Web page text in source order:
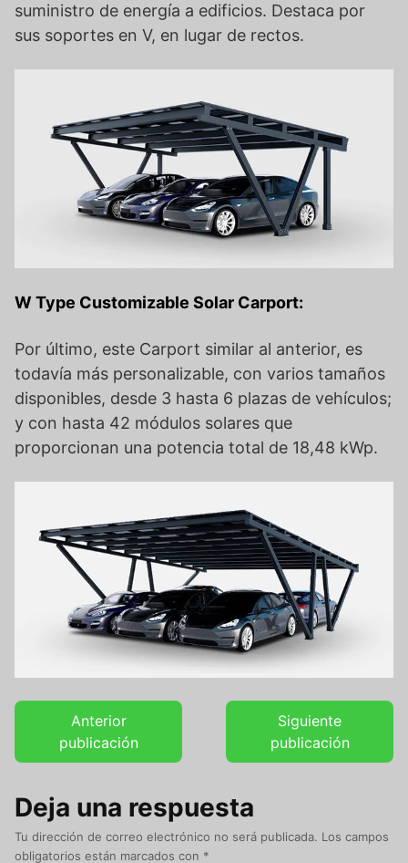
suministro de energía a edificios. Destaca por
sus soportes en V, en lugar de rectos.
W Type Customizable Solar Carport:
Por último, este Carport similar al anterior, es
todavía más personalizable, con varios tamaños
disponibles, desde 3 hasta 6 plazas de vehículos;
y con hasta 42 módulos solares que
proporcionan una potencia total de 18,48 kWp.
Anterior
publicación
Siguiente
publicación
Deja una respuesta
Tu dirección de correo electrónico no será publicada. Los campos
obligatorios están marcados con *